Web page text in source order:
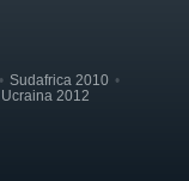
Sudafrica 2010
2012